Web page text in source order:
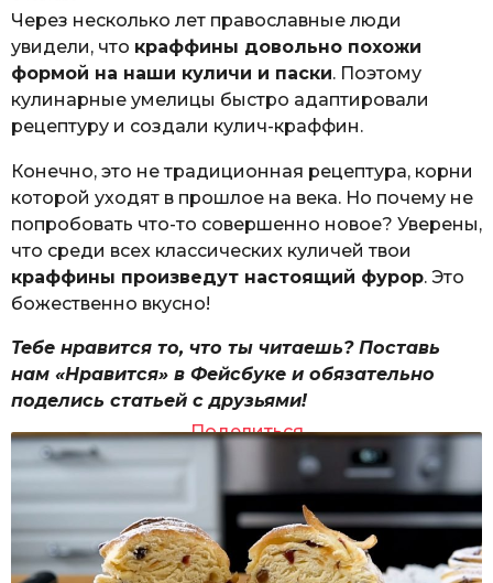
Через несколько лет православные люди
увидели, что краффины довольно похожи
формой на наши куличи и паски. Поэтому
кулинарные умелицы быстро адаптировали
рецептуру и создали кулич-краффин.
Конечно, это не традиционная рецептура, корни
которой уходят в прошлое на века. Но почему не
попробовать что-то совершенно новое? Уверены,
что среди всех классических куличей твои
краффины произведут настоящий фурор. Это
божественно вкусно!
Тебе нравится то, что ты читаешь? Поставь
нам «Нравится» в Фейсбуке и обязательно
поделись статьей с друзьями!
Поделиться